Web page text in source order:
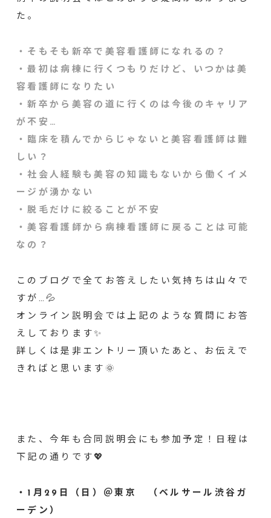
た。
・そもそも新卒で美容看護師になれるの？
・最初は病棟に行くつもりだけど、いつかは美
容看護師になりたい
・新卒から美容の道に行くのは今後のキャリア
が不安…
・臨床を積んでからじゃないと美容看護師は難
しい？
・社会人経験も美容の知識もないから働くイメ
ージが湧かない
・脱毛だけに絞ることが不安
・美容看護師から病棟看護師に戻ることは可能
なの？
このブログで全てお答えしたい気持ちは山々で
すが…💦
オンライン説明会では上記のような質問にお答
えしております✨
詳しくは是非エントリー頂いたあと、お伝えで
きればと思います🌞
また、今年も合同説明会にも参加予定！日程は
下記の通りです💖
・1月29日（日）＠東京 （ベルサール渋谷ガ
ーデン）